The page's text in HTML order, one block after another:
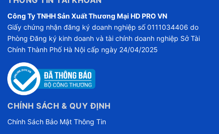
Công Ty TNHH Sản Xuất Thương Mại HD PRO VN
Giấy chứng nhận đăng ký doanh nghiệp số 0111034406 do
Phòng Đăng ký kinh doanh và tài chính doanh nghiệp Sở Tài
Chính Thành Phố Hà Nội cấp ngày 24/04/2025
CHÍNH SÁCH & QUY ĐỊNH
Chính Sách Bảo Mật Thông Tin